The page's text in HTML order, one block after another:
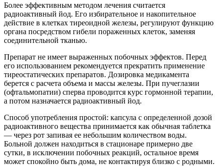
Более эффективным методом лечения считается
радиоактивный йод. Его избирательное и накопительное
действие в клетках тиреоидной железы, регулируют функцию
органа посредством гибели пораженных клеток, заменяя
соединительной тканью.
Препарат не имеет выраженных побочных эффектов. Перед
его использованием рекомендуется прекратить применение
тиреостатических препаратов. Дозировка медикамента
берется с расчета объема и массы железы. При пучеглазии
(офтальмопатии) сперва проводится курс гормонной терапии,
а потом назначается радиоактивный йод.
Способ употребления простой: капсула с определенной дозой
радиоактивного вещества принимается как обычная таблетка
— через рот запивая ее небольшим количеством воды.
Больной должен находиться в стационаре примерно две
сутки, в исключении побочных реакций, остальное время
может спокойно быть дома, не контактируя близко с родными.